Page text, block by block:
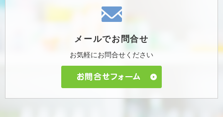
メールでお問合せ
お気軽にお問合せください